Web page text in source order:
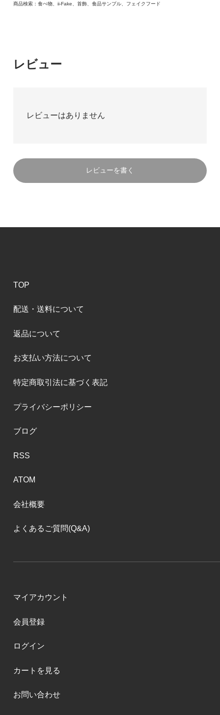
商品検索：食べ物、ii-Fake、首飾、食品サンプル、フェイクフード
レビュー
レビューはありません
レビューを書く
TOP
配送・送料について
返品について
お支払い方法について
特定商取引法に基づく表記
プライバシーポリシー
ブログ
RSS
ATOM
会社概要
よくあるご質問(Q&A)
マイアカウント
会員登録
ログイン
カートを見る
お問い合わせ